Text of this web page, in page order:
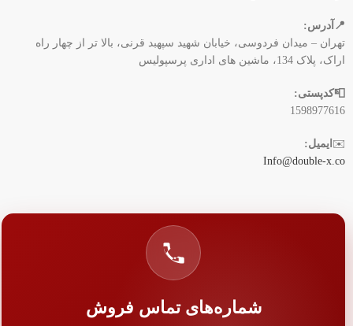
📍آدرس:
تهران – میدان فردوسی، خیابان شهید سپهبد قرنی، بالا تر از چهار راه
اراک، پلاک 134، ماشین های اداری پرسپولیس
📮کدپستی:
1598977616
✉️ ایمیل:
Info@double-x.co
شماره‌های تماس فروش